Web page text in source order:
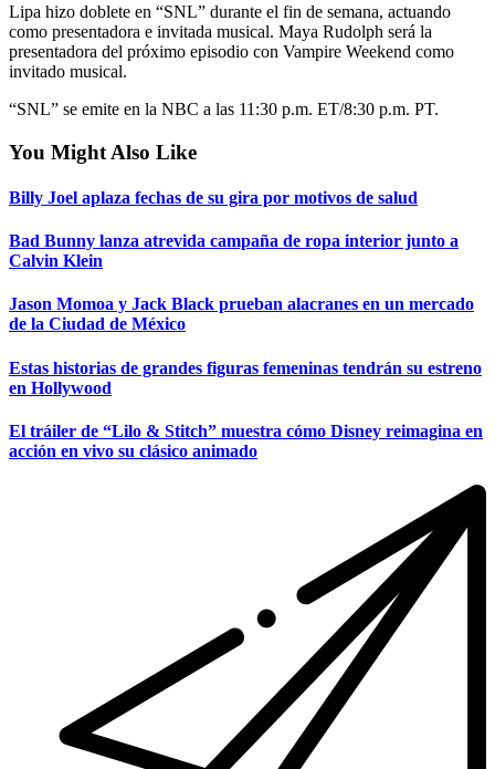
Lipa hizo doblete en “SNL” durante el fin de semana, actuando
como presentadora e invitada musical. Maya Rudolph será la
presentadora del próximo episodio con Vampire Weekend como
invitado musical.
“SNL” se emite en la NBC a las 11:30 p.m. ET/8:30 p.m. PT.
You Might Also Like
Billy Joel aplaza fechas de su gira por motivos de salud
Bad Bunny lanza atrevida campaña de ropa interior junto a
Calvin Klein
Jason Momoa y Jack Black prueban alacranes en un mercado
de la Ciudad de México
Estas historias de grandes figuras femeninas tendrán su estreno
en Hollywood
El tráiler de “Lilo & Stitch” muestra cómo Disney reimagina en
acción en vivo su clásico animado